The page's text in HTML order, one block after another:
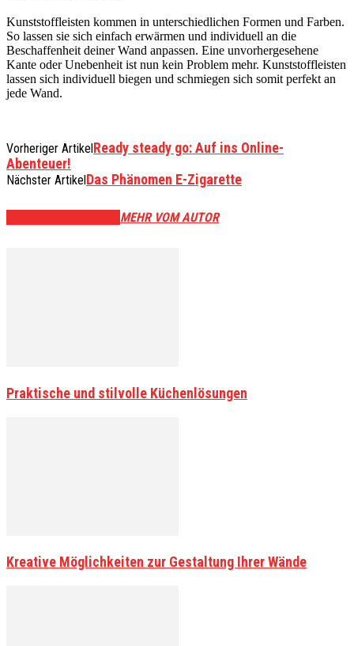
Kunststoffleisten kommen in unterschiedlichen Formen und Farben.
So lassen sie sich einfach erwärmen und individuell an die
Beschaffenheit deiner Wand anpassen. Eine unvorhergesehene
Kante oder Unebenheit ist nun kein Problem mehr. Kunststoffleisten
lassen sich individuell biegen und schmiegen sich somit perfekt an
jede Wand.
Vorheriger ArtikelReady steady go: Auf ins Online-
Abenteuer!
Nächster ArtikelDas Phänomen E-Zigarette
MEHR VOM AUTOR
Praktische und stilvolle Küchenlösungen
Kreative Möglichkeiten zur Gestaltung Ihrer Wände